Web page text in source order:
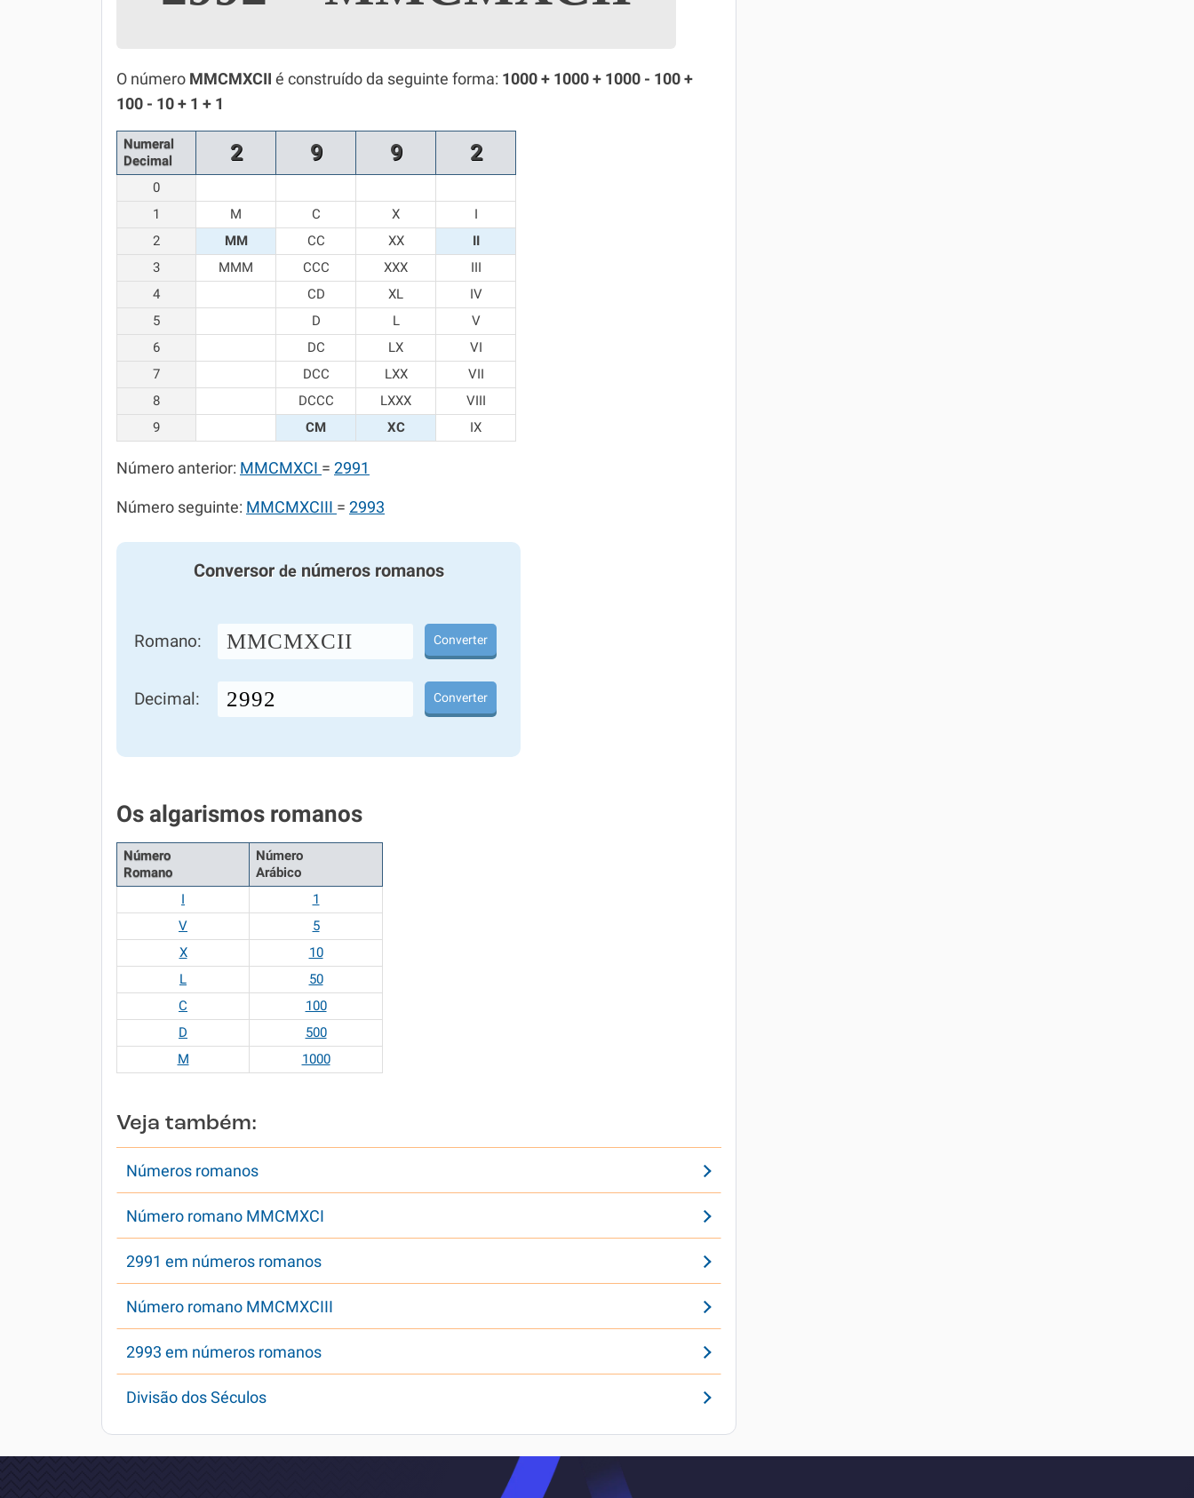
Química
Todos os Exercícios
O número MMCMXCII é construído da seguinte forma: 1000 + 1000 + 1000 - 100 +
100 - 10 + 1 + 1
Numeral
Decimal
2 9 9 2
0
1
M C X
I
2
MM CC XX
II
3
MMM CCC XXX
III
4
CD XL
IV
5
D L
V
6
DC LX
VI
7
DCC LXX
VII
8
DCCC LXXX
VIII
9
CM XC IX
Número anterior: MMCMXCI = 2991
Número seguinte: MMCMXCIII = 2993
Conversor denúmeros romanos
Romano: MMCMXCII Converter
Decimal: Converter
Os algarismos romanos
Número
Romano
Número
Arábico
I
1
V
5
X
10
L
50
C
100
D
500
M
1000
Veja também:
Números romanos
Número romano MMCMXCI
2991 em números romanos
Número romano MMCMXCIII
2993 em números romanos
Divisão dos Séculos